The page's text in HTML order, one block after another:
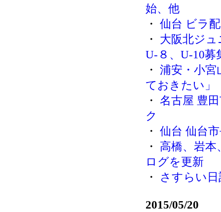
始、他
・ 仙台 ビラ
・ 大阪北ジ
U-８、U-10募
・ 浦安・小宮
ておきたい」
・ 名古屋 豊
ク
・ 仙台 仙台
・ 高橋、岩本
ログを更新
・
さすらい
2015/05/20